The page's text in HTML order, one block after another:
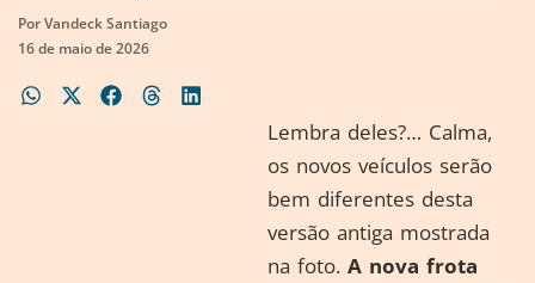
PorVandeck Santiago
16 de maio de 2026
Lembra deles?… Calma,
os novos veículos serão
bem diferentes desta
versão antiga mostrada
na foto. A nova frota